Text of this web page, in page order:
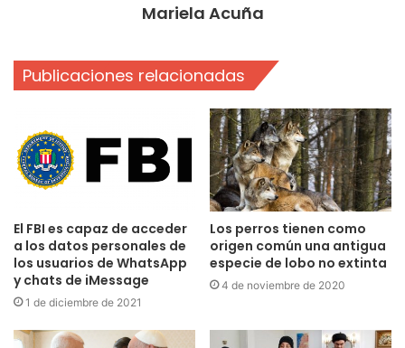
Mariela Acuña
Publicaciones relacionadas
El FBI es capaz de acceder
a los datos personales de
los usuarios de WhatsApp
y chats de iMessage
1 de diciembre de 2021
Los perros tienen como
origen común una antigua
especie de lobo no extinta
4 de noviembre de 2020